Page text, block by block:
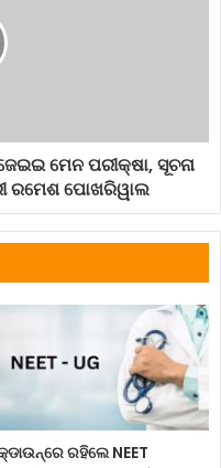
ମେନ ପରୀକ୍ଷା, ସୂଚନା
ରମେଶ ପୋଖରିୱାଲ
ରହିଲେ NEET